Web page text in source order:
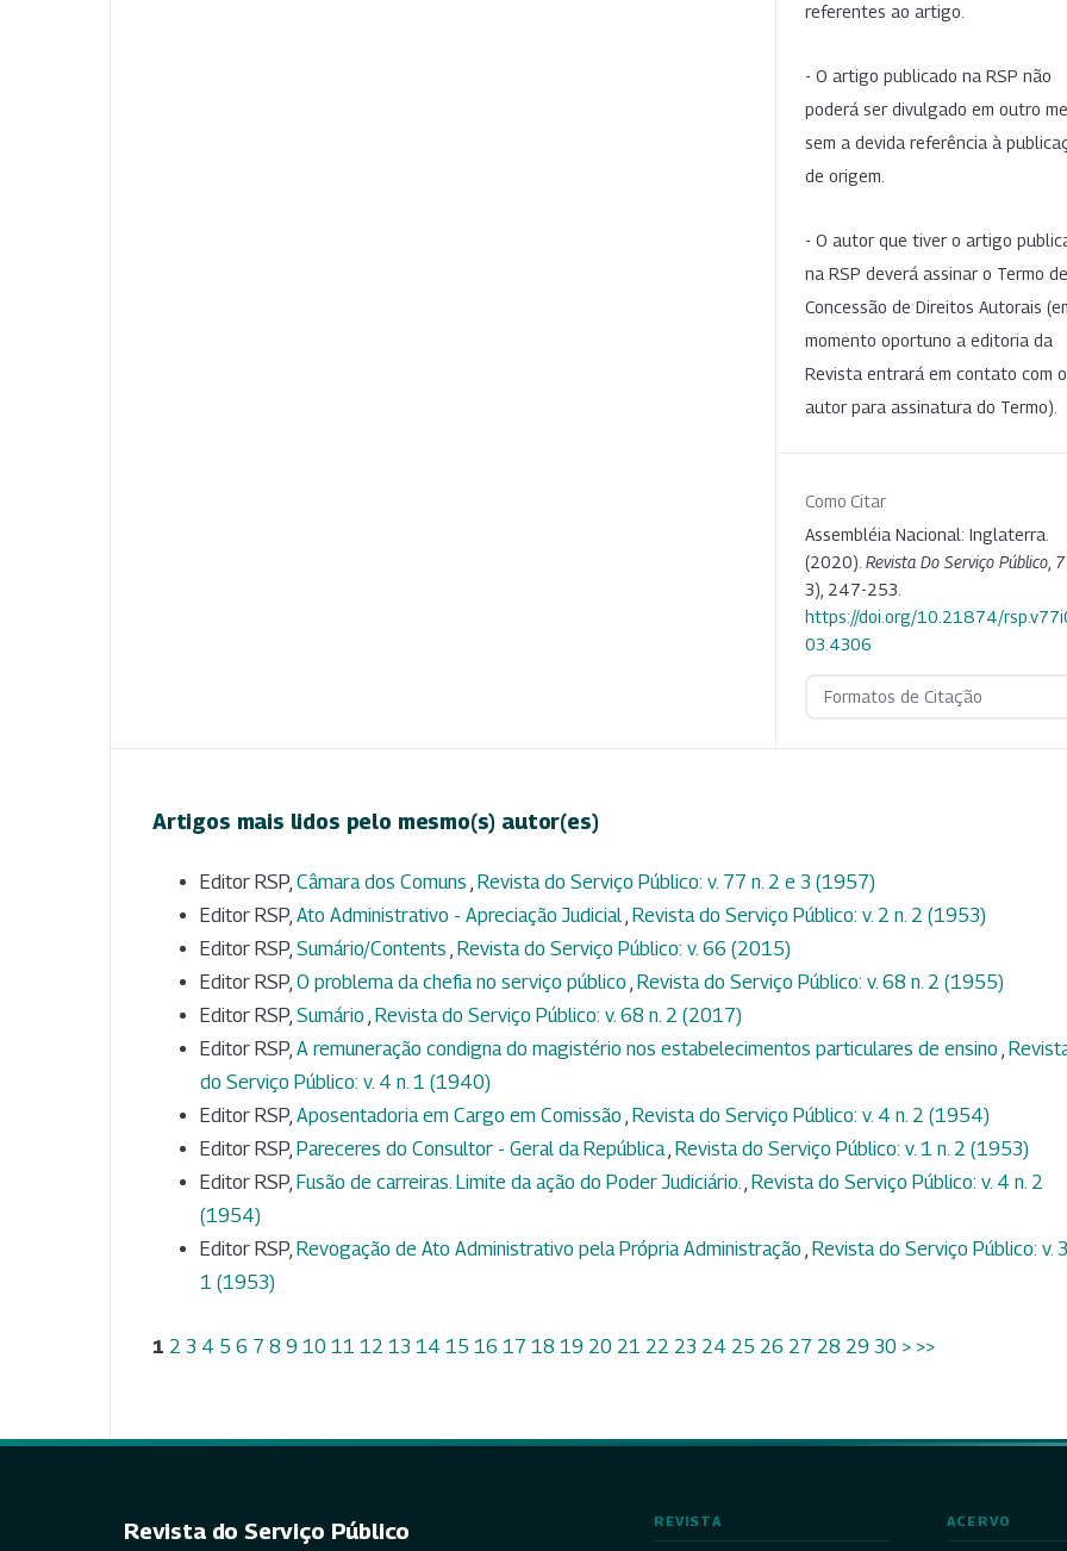
referentes ao artigo.
- O artigo publicado na RSP não
poderá ser divulgado em outro
sem a devida referência à
de origem.
- O autor que tiver o artigo
na RSP deverá assinar o Termo de
Concessão de Direitos Autorais
momento oportuno a editoria da
Revista entrará em contato com o
autor para assinatura do Termo).
Como Citar
Assembléia Nacional: Inglaterra.
(2020). Revista Do Serviço Público
3), 247-253.
https://doi.org/10.21874/
03.4306
Formatos de Citação
Artigos mais lidos pelo mesmo(s) autor(es)
Editor RSP, Câmara dos Comuns , Revista do Serviço Público: v. 77 n. 2 e 3 (1957)
Editor RSP, Ato Administrativo - Apreciação Judicial, Revista do Serviço Público: v. 2 n. 2 (1953)
Editor RSP, Sumário/Contents , Revista do Serviço Público: v. 66 (2015)
Editor RSP, O problema da chefia no serviço público , Revista do Serviço Público: v. 68 n. 2 (1955)
Editor RSP, Sumário , Revista do Serviço Público: v. 68 n. 2 (2017)
Editor RSP, A remuneração condigna do magistério nos estabelecimentos particulares de ensino ,
do Serviço Público: v. 4 n. 1 (1940)
Editor RSP, Aposentadoria em Cargo em Comissão , Revista do Serviço Público: v. 4 n. 2 (1954)
Editor RSP, Pareceres do Consultor - Geral da República, Revista do Serviço Público: v. 1 n. 2 (1953)
Editor RSP, Fusão de carreiras. Limite da ação do Poder Judiciário., Revista do Serviço Público: v. 4 n. 2
(1954)
Editor RSP, Revogação de Ato Administrativo pela Própria Administração , Revista do Serviço Público: v.
1 (1953)
1 2 3 4 5 6 7 8 9 10 11 12 13 14 15 16 17 18 19 20 21 22 23 24 25 26 27 28 29 30 > >>
Revista do Serviço Público REVISTA ACERVO